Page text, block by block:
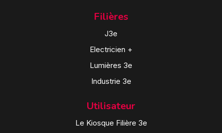
Filières
J3e
Electricien +
Lumières 3e
Industrie 3e
Utilisateur
Le Kiosque Filière 3e